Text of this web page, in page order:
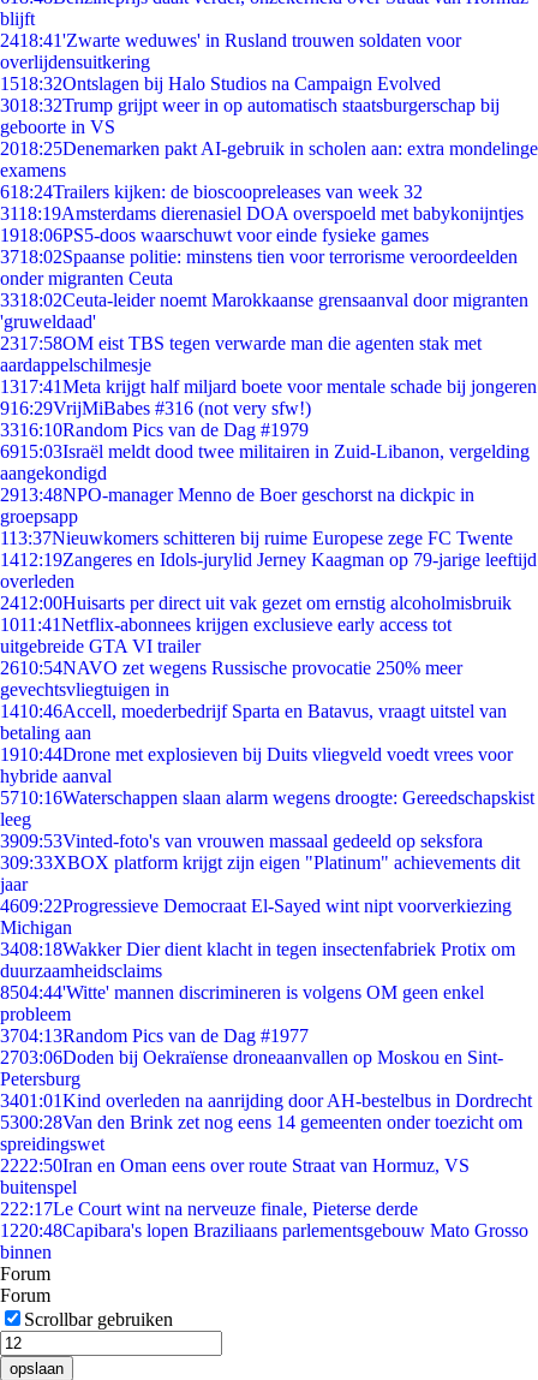
blijft
2418:41'Zwarte weduwes' in Rusland trouwen soldaten voor
overlijdensuitkering
1518:32Ontslagen bij Halo Studios na Campaign Evolved
3018:32Trump grijpt weer in op automatisch staatsburgerschap bij
geboorte in VS
2018:25Denemarken pakt AI-gebruik in scholen aan: extra mondelinge
examens
618:24Trailers kijken: de bioscoopreleases van week 32
3118:19Amsterdams dierenasiel DOA overspoeld met babykonijntjes
1918:06PS5-doos waarschuwt voor einde fysieke games
3718:02Spaanse politie: minstens tien voor terrorisme veroordeelden
onder migranten Ceuta
3318:02Ceuta-leider noemt Marokkaanse grensaanval door migranten
'gruweldaad'
2317:58OM eist TBS tegen verwarde man die agenten stak met
aardappelschilmesje
1317:41Meta krijgt half miljard boete voor mentale schade bij jongeren
916:29VrijMiBabes #316 (not very sfw!)
3316:10Random Pics van de Dag #1979
6915:03Israël meldt dood twee militairen in Zuid-Libanon, vergelding
aangekondigd
2913:48NPO-manager Menno de Boer geschorst na dickpic in
groepsapp
113:37Nieuwkomers schitteren bij ruime Europese zege FC Twente
1412:19Zangeres en Idols-jurylid Jerney Kaagman op 79-jarige leeftijd
overleden
2412:00Huisarts per direct uit vak gezet om ernstig alcoholmisbruik
1011:41Netflix-abonnees krijgen exclusieve early access tot
uitgebreide GTA VI trailer
2610:54NAVO zet wegens Russische provocatie 250% meer
gevechtsvliegtuigen in
1410:46Accell, moederbedrijf Sparta en Batavus, vraagt uitstel van
betaling aan
1910:44Drone met explosieven bij Duits vliegveld voedt vrees voor
hybride aanval
5710:16Waterschappen slaan alarm wegens droogte: Gereedschapskist
leeg
3909:53Vinted-foto's van vrouwen massaal gedeeld op seksfora
309:33XBOX platform krijgt zijn eigen "Platinum" achievements dit
jaar
4609:22Progressieve Democraat El-Sayed wint nipt voorverkiezing
Michigan
3408:18Wakker Dier dient klacht in tegen insectenfabriek Protix om
duurzaamheidsclaims
8504:44'Witte' mannen discrimineren is volgens OM geen enkel
probleem
3704:13Random Pics van de Dag #1977
2703:06Doden bij Oekraïense droneaanvallen op Moskou en Sint-
Petersburg
3401:01Kind overleden na aanrijding door AH-bestelbus in Dordrecht
5300:28Van den Brink zet nog eens 14 gemeenten onder toezicht om
spreidingswet
2222:50Iran en Oman eens over route Straat van Hormuz, VS
buitenspel
222:17Le Court wint na nerveuze finale, Pieterse derde
1220:48Capibara's lopen Braziliaans parlementsgebouw Mato Grosso
binnen
Forum
Forum
Scrollbar gebruiken
opslaan